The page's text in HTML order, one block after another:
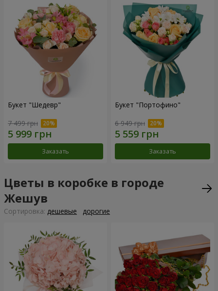
Букет "Шедевр"
7 499 грн
Заказать
Букет "Портофино"
6 949 грн
Заказать
Цветы в коробке в городе
Жешув
Cортировка: дешевые дорогие